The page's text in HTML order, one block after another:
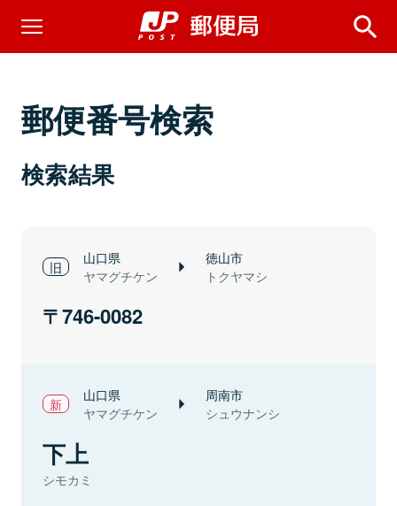
郵便番号検索
検索結果
山口県
ヤマグチケン
徳山市
トクヤマシ
746-0082
山口県
ヤマグチケン
周南市
シュウナンシ
下上
シモカミ